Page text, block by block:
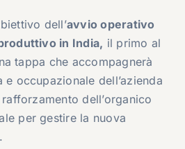
dell’avvio operativo
in India, il primo al
tappa che accompagnerà
e occupazionale dell’azienda
dell’organico
per gestire la nuova